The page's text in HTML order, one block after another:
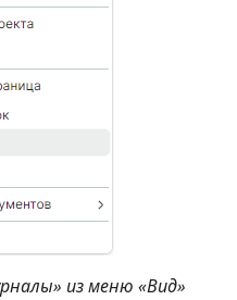
из меню «Вид»